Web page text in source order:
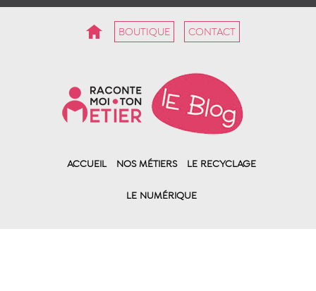
BOUTIQUE CONTACT
ACCUEIL NOS MÉTIERS LE RECYCLAGE
LE NUMÉRIQUE